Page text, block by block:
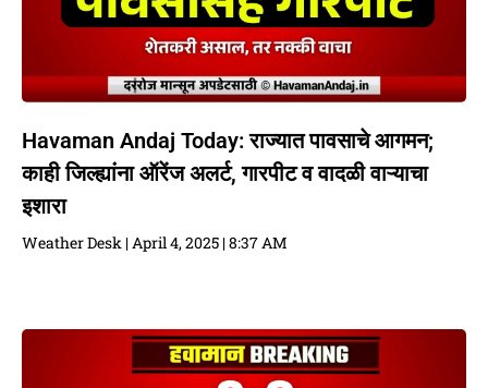
Havaman Andaj Today: राज्यात पावसाचे आगमन;
काही जिल्ह्यांना ऑरेंज अलर्ट, गारपीट व वादळी वाऱ्याचा
इशारा
Weather Desk April 4, 2025 8:37 AM